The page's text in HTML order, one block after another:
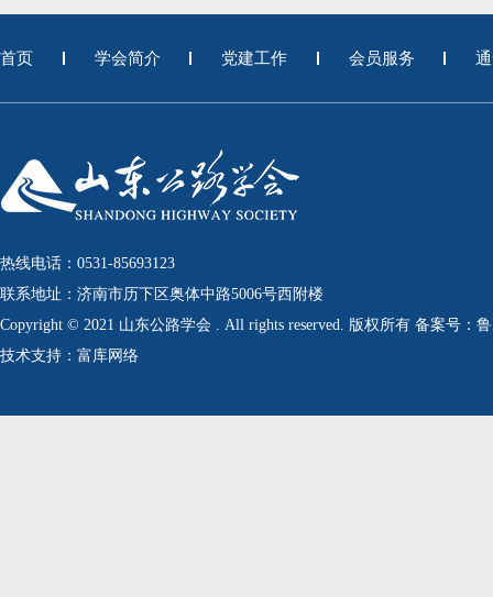
首页 学会简介 党建工作 会员服务
热线电话：0531-85693123
联系地址：济南市历下区奥体中路5006号西附楼
Copyright © 2021 山东公路学会 . All rights reserved. 版权所有 备案号：鲁
技术支持：富库网络